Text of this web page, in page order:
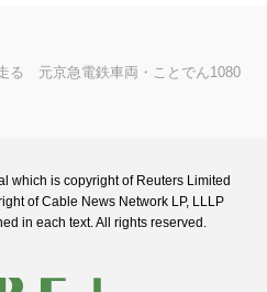
る 元京急電鉄車両・ことでん1080
which is copyright of Reuters Limited
of Cable News Network LP, LLLP
in each text. All rights reserved.